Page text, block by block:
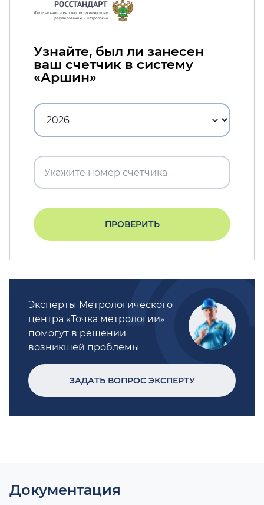
Узнайте, был ли занесен
ваш счетчик в систему
«Аршин»
ПРОВЕРИТЬ
Эксперты Метрологического
центра «Точка метрологии»
помогут в решении
возникшей проблемы
ЗАДАТЬ ВОПРОС ЭКСПЕРТУ
Документация